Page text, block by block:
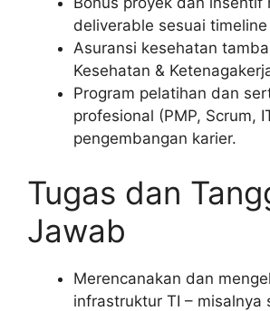
deliverable sesuai
Asuransi kesehatan
Kesehatan &
Program pelatihan dan
profesional (PMP, Scrum,
pengembangan karier.
Tugas dan
Jawab
Merencanakan dan
infrastruktur TI – misalnya